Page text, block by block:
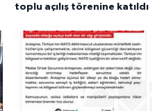
toplu açılış törenine katıldı